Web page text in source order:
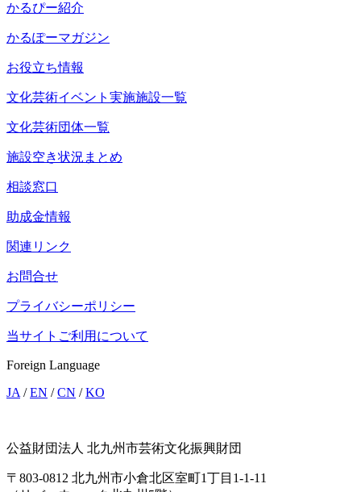
かるぴー紹介
かるぽーマガジン
お役立ち情報
文化芸術イベント実施施設一覧
文化芸術団体一覧
施設空き状況まとめ
相談窓口
助成金情報
関連リンク
お問合せ
プライバシーポリシー
当サイトご利用について
Foreign Language
JA /EN /CN /KO
公益財団法人 北九州市芸術文化振興財団
〒803-0812 北九州市小倉北区室町1丁目1-1-11